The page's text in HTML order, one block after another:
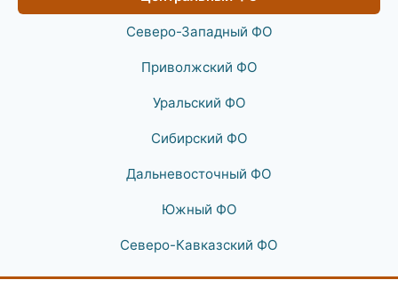
Северо-Западный ФО
Приволжский ФО
Уральский ФО
Сибирский ФО
Дальневосточный ФО
Южный ФО
Северо-Кавказский ФО